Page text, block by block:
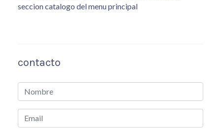
seccion catalogo del menu principal
contacto